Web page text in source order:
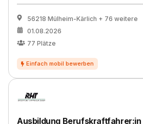
56218 Mülheim-Kärlich + 76 weitere
01.08.2026
77 Plätze
Ausbildung